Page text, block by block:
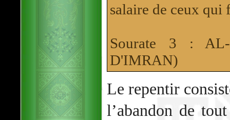
salaire de ceux qui
Sourate 3 :
D'IMRAN)
Le repentir
l’abandon de